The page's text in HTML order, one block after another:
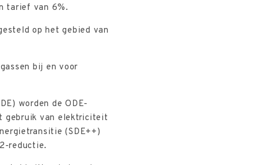
tarief van 6%.
op het gebied van
bij en voor
worden de ODE-
gebruik van elektriciteit
(SDE++)
reductie.